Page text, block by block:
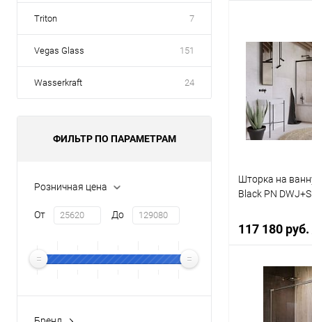
Triton 7
Vegas Glass 151
Wasserkraft 24
ФИЛЬТР ПО ПАРАМЕТРАМ
Розничная цена
От До
В
Купить в 1 клик
В избранное
Шторка на
Black PN
117 180 руб.
В